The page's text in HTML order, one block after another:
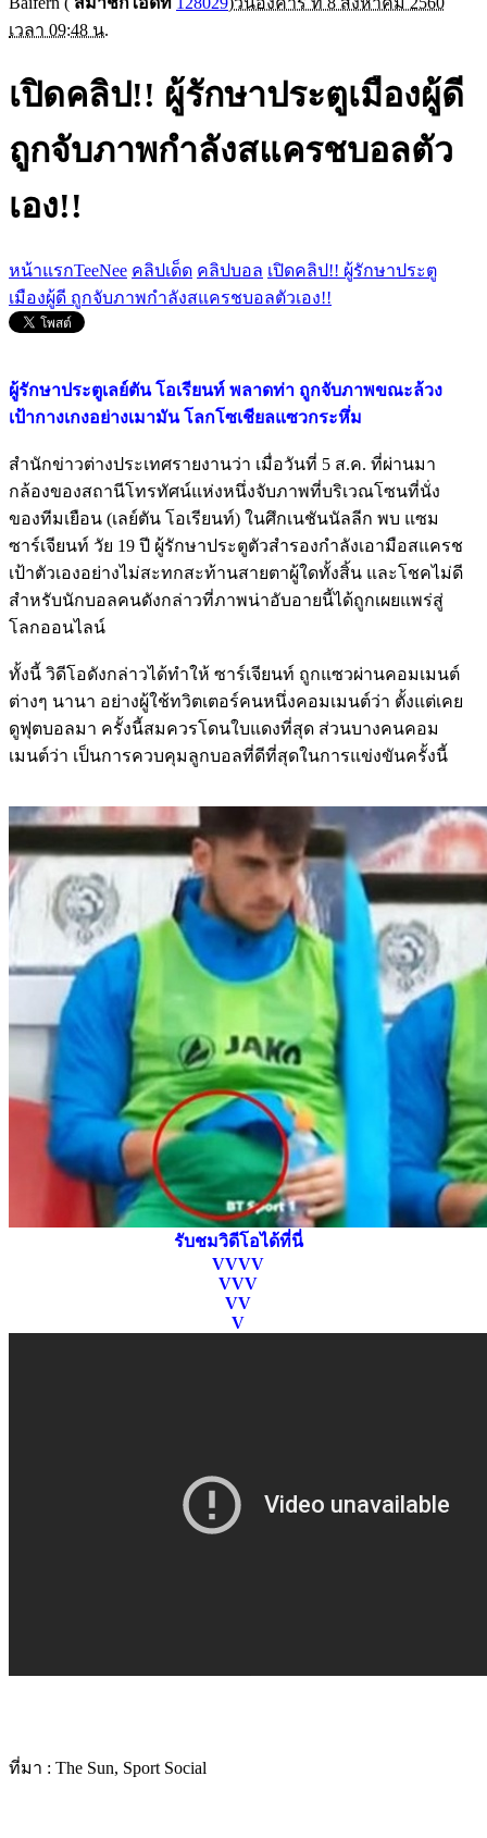
เวลา 09:48 น.
เปิดคลิป!! ผู้รักษาประตูเมืองผู้ดี
ถูกจับภาพกำลังสแครชบอลตัว
เอง!!
หน้าแรกTeeNee คลิปเด็ด คลิปบอล เปิดคลิป!! ผู้รักษาประตู
เมืองผู้ดี ถูกจับภาพกำลังสแครชบอลตัวเอง!!
ผู้รักษาประตูเลย์ตัน โอเรียนท์ พลาดท่า ถูกจับภาพขณะล้วง
เป้ากางเกงอย่างเมามัน โลกโซเชียลแซวกระหึ่ม
สำนักข่าวต่างประเทศรายงานว่า เมื่อวันที่ 5 ส.ค. ที่ผ่านมา
กล้องของสถานีโทรทัศน์แห่งหนึ่งจับภาพที่บริเวณโซนที่นั่ง
ของทีมเยือน (เลย์ตัน โอเรียนท์) ในศึกเนชันนัลลีก พบ แซม
ซาร์เจียนท์ วัย 19 ปี ผู้รักษาประตูตัวสำรองกำลังเอามือสแครช
เป้าตัวเองอย่างไม่สะทกสะท้านสายตาผู้ใดทั้งสิ้น และโชคไม่ดี
สำหรับนักบอลคนดังกล่าวที่ภาพน่าอับอายนี้ได้ถูกเผยแพร่สู่
โลกออนไลน์
ทั้งนี้ วิดีโอดังกล่าวได้ทำให้ ซาร์เจียนท์ ถูกแซวผ่านคอมเมนต์
ต่างๆ นานา อย่างผู้ใช้ทวิตเตอร์คนหนึ่งคอมเมนต์ว่า ตั้งแต่เคย
ดูฟุตบอลมา ครั้งนี้สมควรโดนใบแดงที่สุด ส่วนบางคนคอม
เมนต์ว่า เป็นการควบคุมลูกบอลที่ดีที่สุดในการแข่งขันครั้งนี้
รับชมวิดีโอได้ที่นี่
VVVV
VVV
VV
V
ที่มา : The Sun, Sport Social